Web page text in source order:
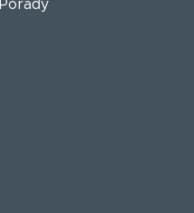
Porady